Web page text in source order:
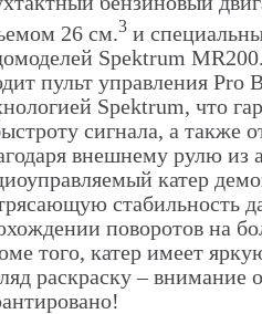
26 см.3 и
Spektrum
пульт управления Pro
Spektrum, что
сигнала, а также
внешнему рулю из
катер
стабильность
поворотов на
того, катер имеет
раскраску –